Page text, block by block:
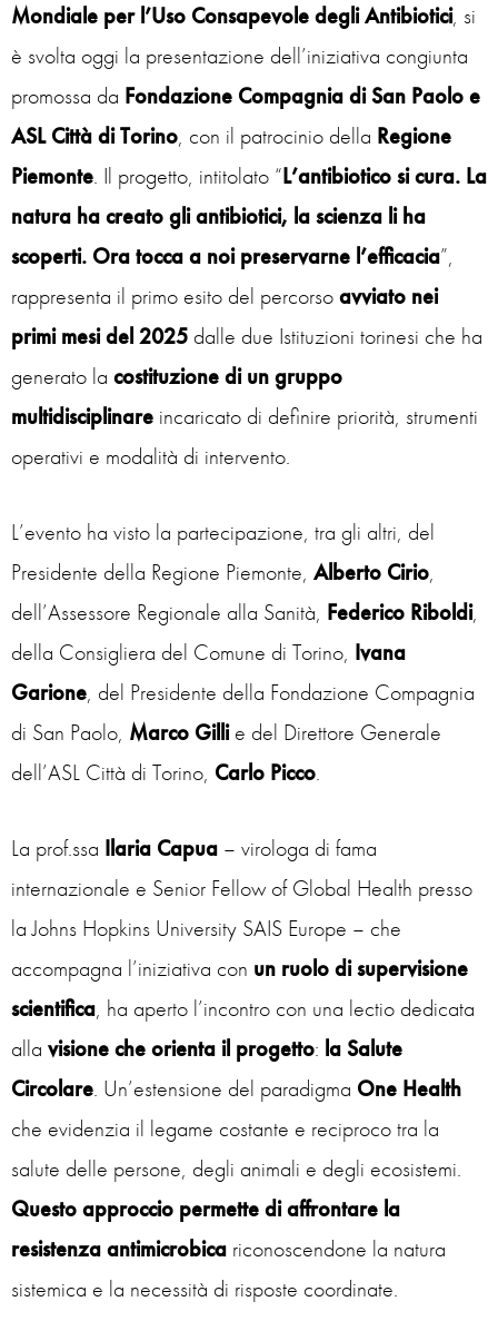
Mondiale per l’Uso Consapevole degli Antibiotici, si
è svolta oggi la presentazione dell’iniziativa congiunta
promossa da Fondazione Compagnia di San Paolo e
ASL Città di Torino, con il patrocinio della Regione
Piemonte. Il progetto, intitolato “L’antibiotico si cura. La
natura ha creato gli antibiotici, la scienza li ha
scoperti. Ora tocca a noi preservarne l’efficacia”,
rappresenta il primo esito del percorsoavviato nei
primi mesi del 2025 dalle due Istituzioni torinesi che ha
generato la costituzione di un gruppo
multidisciplinare incaricato di definire priorità, strumenti
operativi e modalità di intervento.
L’evento ha visto la partecipazione, tra gli altri, del
Presidente della Regione Piemonte, Alberto Cirio,
dell’Assessore Regionale alla Sanità, Federico Riboldi,
della Consigliera del Comune di Torino, Ivana
Garione, del Presidente della Fondazione Compagnia
di San Paolo, Marco Gillie del Direttore Generale
dell’ASL Città di Torino, Carlo Picco.
La prof.ssa Ilaria Capua – virologa di fama
internazionale e Senior Fellow of Global Health presso
la Johns Hopkins University SAIS Europe – che
accompagna l’iniziativa con un ruolo di supervisione
scientifica, ha aperto l’incontro con una lectio dedicata
alla visione che orienta il progetto: la Salute
Circolare. Un’estensione del paradigma One Health
che evidenzia il legame costante e reciproco tra la
salute delle persone, degli animali e degli ecosistemi.
Questo approccio permette di affrontare la
resistenza antimicrobica riconoscendone la natura
sistemica e la necessità di risposte coordinate.